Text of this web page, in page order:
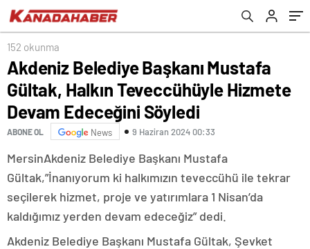
152 okunma
Akdeniz Belediye Başkanı Mustafa
Gültak, Halkın Teveccühüyle Hizmete
Devam Edeceğini Söyledi
ABONE OL News 9 Haziran 2024 00:33
MersinAkdeniz Belediye Başkanı Mustafa
Gültak,”İnanıyorum ki halkımızın teveccühü ile tekrar
seçilerek hizmet, proje ve yatırımlara 1 Nisan’da
kaldığımız yerden devam edeceğiz” dedi.
Akdeniz Belediye Başkanı Mustafa Gültak, Şevket